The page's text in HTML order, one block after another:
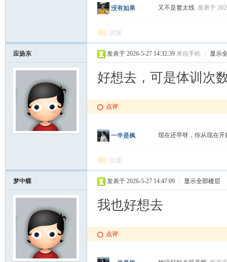
没有如果 又不是鳌太线 发表于
回复
应扬东 发表于 2026-5-27 14:32:39 来自手机 显示
好想去，可是体训次
点评
一半是枫 现在还早呀，你从现在
回复
梦中蝶 发表于 2026-5-27 14:47:09 显示全部楼层
我也好想去
点评